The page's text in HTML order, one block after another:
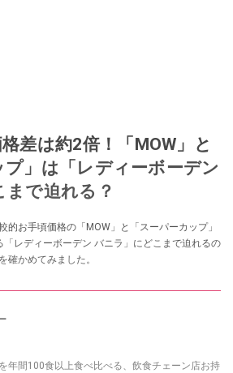
格差は約2倍！「MOW」と
プ」は「レディーボーデン
で迫れる？
的お手頃価格の「MOW」と「スーパーカップ」
レディーボーデン バニラ」にどこまで迫れるの
確かめてみました。
年間100食以上食べ比べる、飲食チェーン店お持